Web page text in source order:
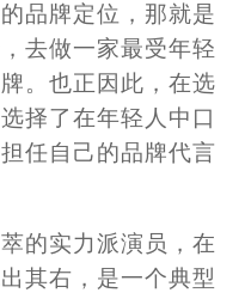
品牌定位，那就是
去做一家最受年轻
。也正因此，在选
择了在年轻人中口
任自己的品牌代言
的实力派演员，在
其右，是一个典型